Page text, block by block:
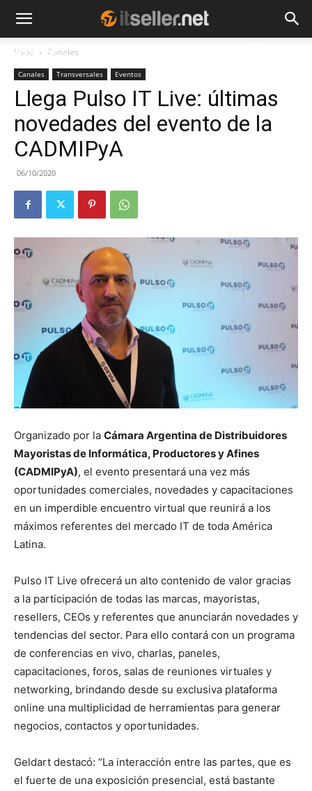
NOTICIAS
Inicio Canales
Canales Transversales Eventos
Llega Pulso IT Live: últimas
novedades del evento de la
CADMIPyA
06/10/2020
Organizado por la Cámara Argentina de Distribuidores
Mayoristas de Informática, Productores y Afines
(CADMIPyA), el evento presentará una vez más
oportunidades comerciales, novedades y capacitaciones
en un imperdible encuentro virtual que reunirá a los
máximos referentes del mercado IT de toda América
Latina.
Pulso IT Live ofrecerá un alto contenido de valor gracias
a la participación de todas las marcas, mayoristas,
resellers, CEOs y referentes que anunciarán novedades y
tendencias del sector. Para ello contará con un programa
de conferencias en vivo, charlas, paneles,
capacitaciones, foros, salas de reuniones virtuales y
networking, brindando desde su exclusiva plataforma
online una multiplicidad de herramientas para generar
negocios, contactos y oportunidades.
Geldart destacó: “La interacción entre las partes, que es
el fuerte de una exposición presencial, está bastante